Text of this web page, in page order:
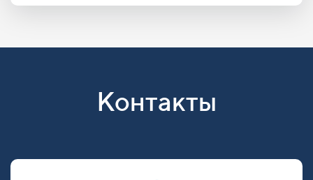
Контакты